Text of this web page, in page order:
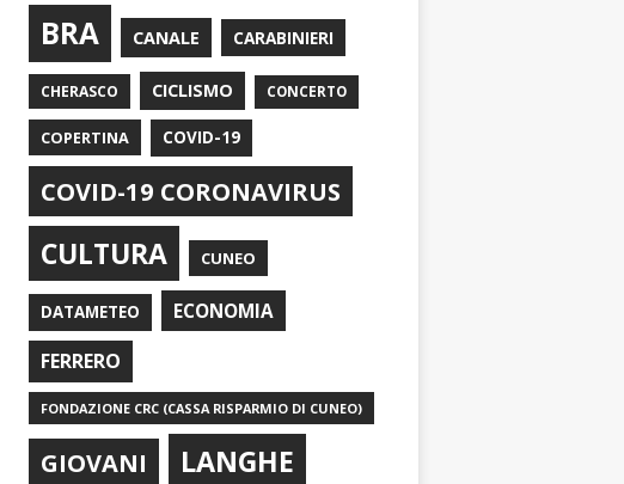
BRA CANALE CARABINIERI
CHERASCO CICLISMO CONCERTO
COPERTINA COVID-19
COVID-19 CORONAVIRUS
CULTURA CUNEO
DATAMETEO ECONOMIA
FERRERO
FONDAZIONE CRC (CASSA RISPARMIO DI CUNEO)
GIOVANI LANGHE